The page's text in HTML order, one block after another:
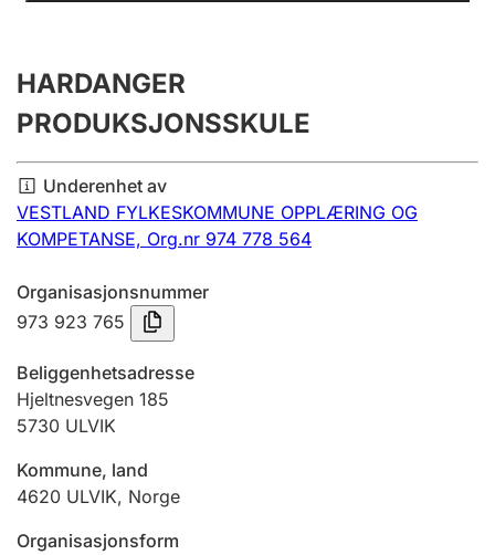
Årsregnskap
Innsending og forsinkelsesgebyr
Tinglysing
Jeger
Ektepaktveileder
HARDANGER
PRODUKSJONSSKULE
Underenhet av
VESTLAND FYLKESKOMMUNE OPPLÆRING OG
KOMPETANSE, Org.nr 974 778 564
Organisasjonsnummer
973 923 765
Beliggenhetsadresse
Hjeltnesvegen 185
5730 ULVIK
Kommune, land
4620 ULVIK, Norge
Organisasjonsform